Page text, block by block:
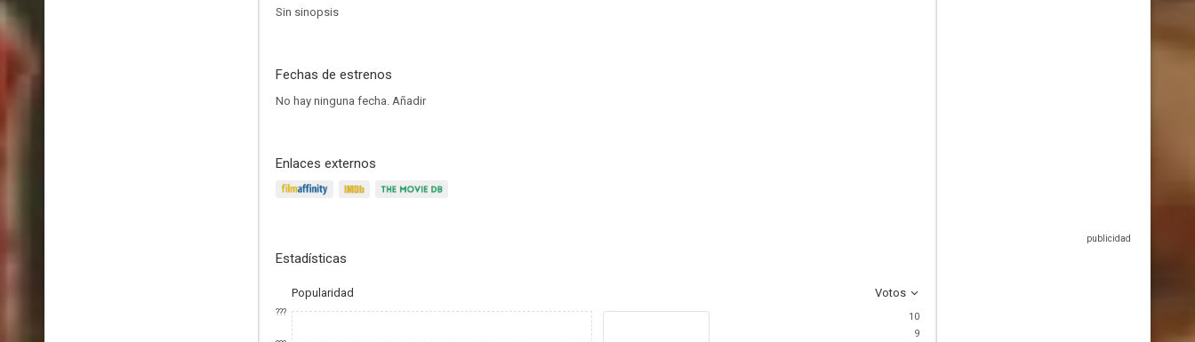
Sin sinopsis
Fechas de estrenos
No hay ninguna fecha. Añadir
Enlaces externos
Estadísticas
Popularidad Votos
???
10
9